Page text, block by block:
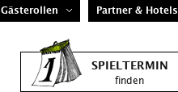
Partner & Hotels
Gästerollen
SPIELTERMIN
finden